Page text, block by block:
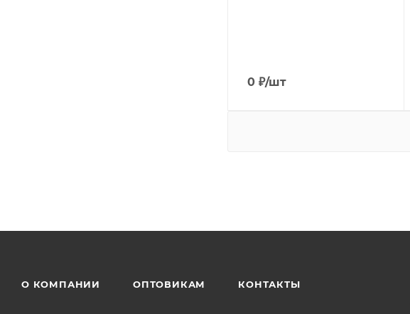
0 ₽/шт
О КОМПАНИИ ОПТОВИКАМ КОНТАКТЫ